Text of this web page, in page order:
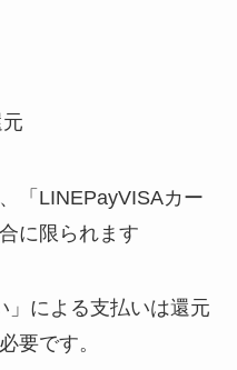
「LINEPayVISAカー
に限られます
」による支払いは還元
要です。